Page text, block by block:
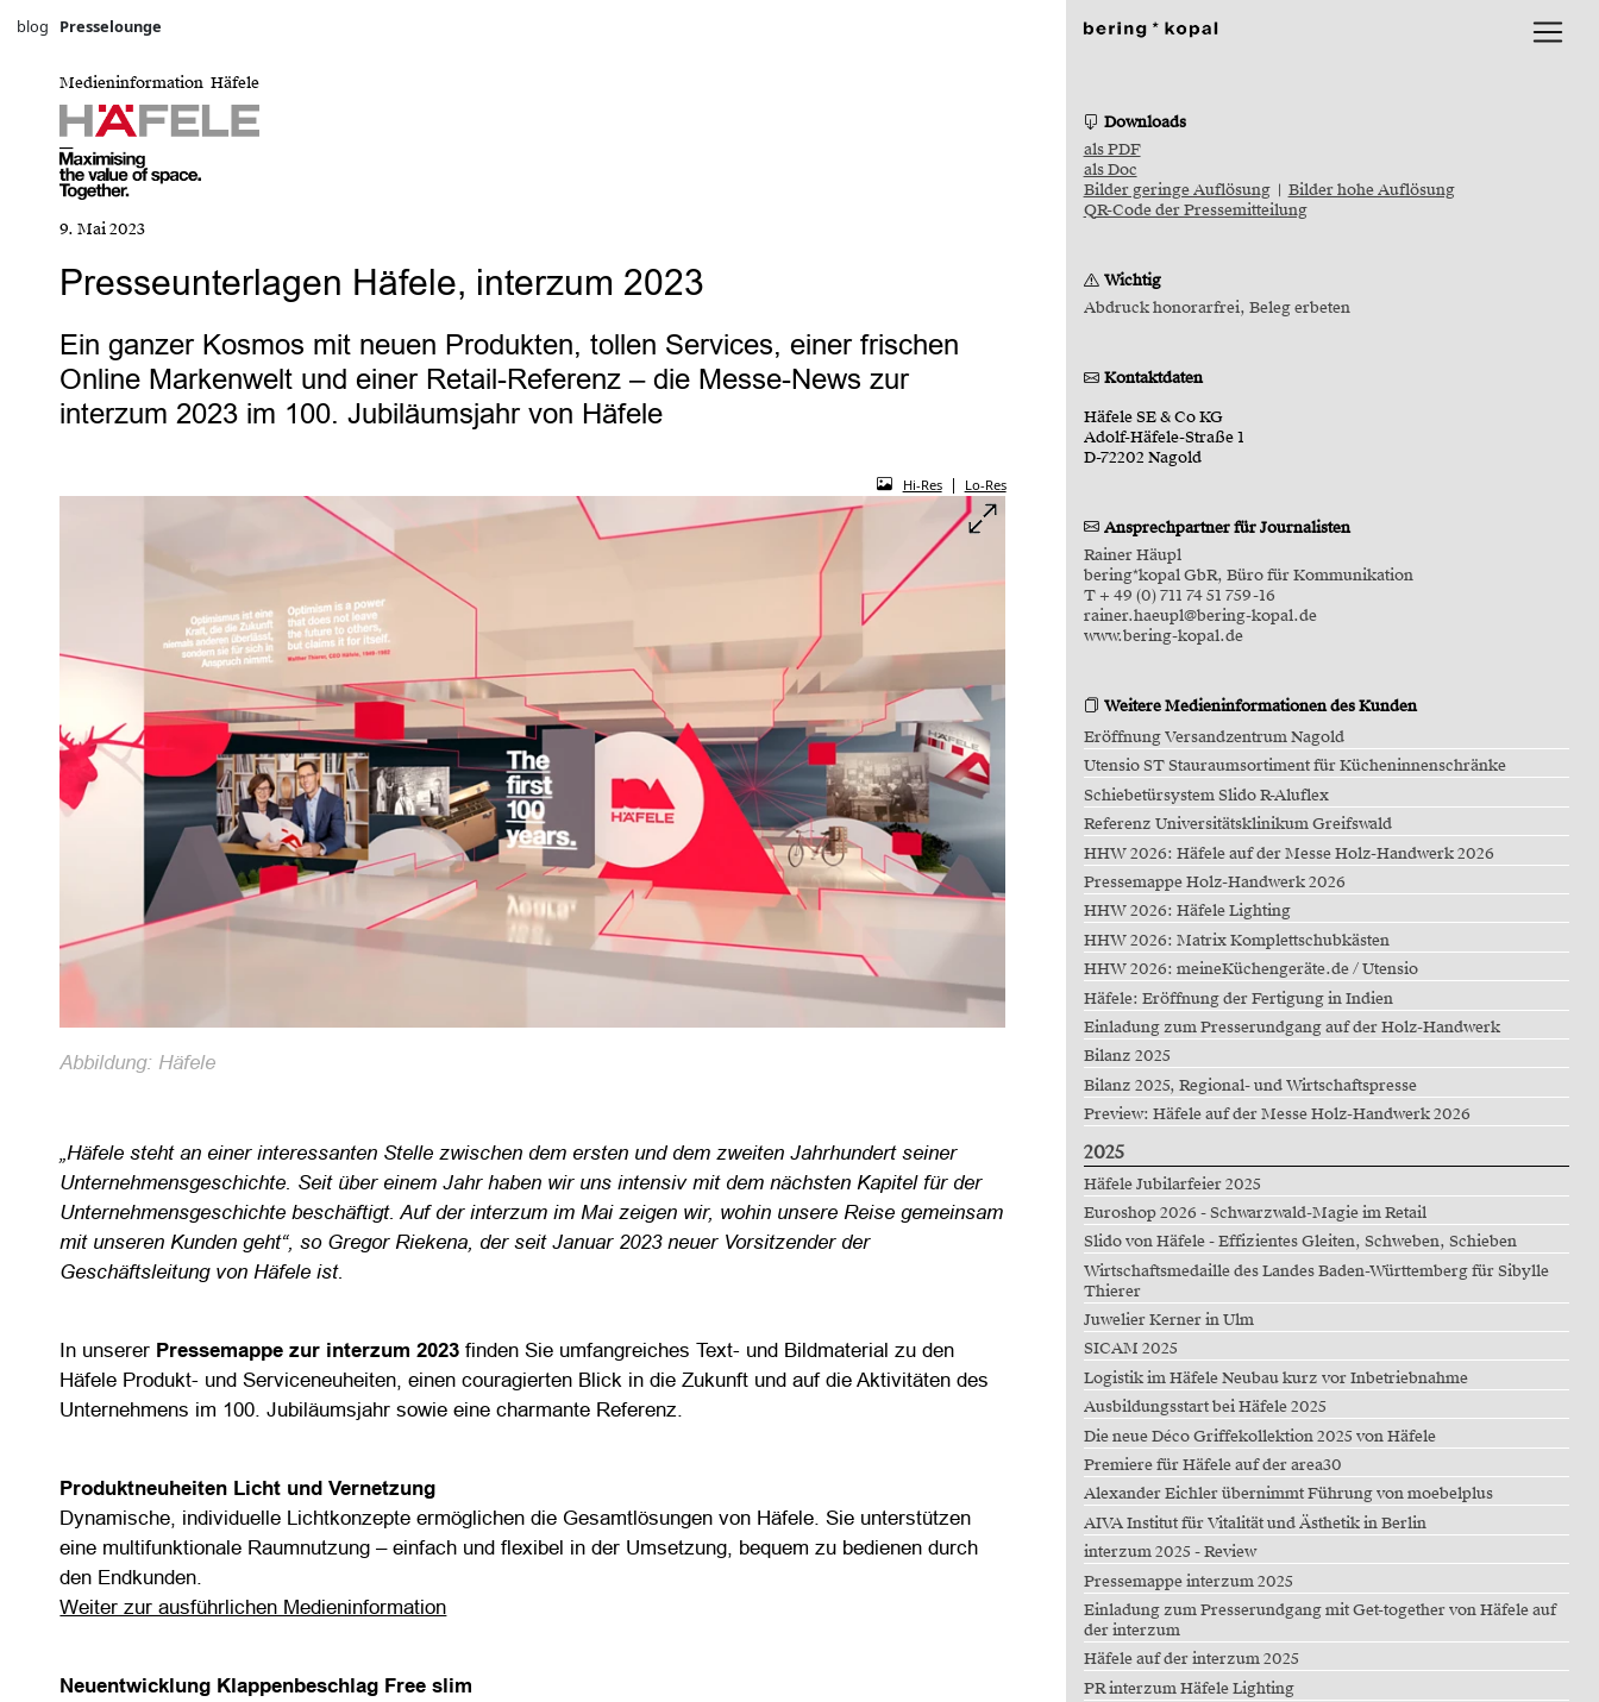
blog Presselounge
Medieninformation Häfele
9. Mai 2023
Presseunterlagen Häfele, interzum 2023
Ein ganzer Kosmos mit neuen Produkten, tollen Services, einer frischen
Online Markenwelt und einer Retail-Referenz – die Messe-News zur
interzum 2023 im 100. Jubiläumsjahr von Häfele
Hi-Res| Lo-Res
Abbildung: Häfele
„Häfele steht an einer interessanten Stelle zwischen dem ersten und dem zweiten Jahrhundert seiner
Unternehmensgeschichte. Seit über einem Jahr haben wir uns intensiv mit dem nächsten Kapitel für der
Unternehmensgeschichte beschäftigt. Auf der interzum im Mai zeigen wir, wohin unsere Reise gemeinsam
mit unseren Kunden geht“, so Gregor Riekena, der seit Januar 2023 neuer Vorsitzender der
Geschäftsleitung von Häfele ist.
In unserer Pressemappe zur interzum 2023 finden Sie umfangreiches Text- und Bildmaterial zu den
Häfele Produkt- und Serviceneuheiten, einen couragierten Blick in die Zukunft und auf die Aktivitäten des
Unternehmens im 100. Jubiläumsjahr sowie eine charmante Referenz.
Produktneuheiten Licht und Vernetzung
Dynamische, individuelle Lichtkonzepte ermöglichen die Gesamtlösungen von Häfele. Sie unterstützen
eine multifunktionale Raumnutzung – einfach und flexibel in der Umsetzung, bequem zu bedienen durch
den Endkunden.
Weiter zur ausführlichen Medieninformation
Neuentwicklung Klappenbeschlag Free slim
Downloads
als PDF
als Doc
Bilder geringe Auflösung| Bilder hohe Auflösung
QR-Code der Pressemitteilung
Wichtig
Abdruck honorarfrei, Beleg erbeten
Kontaktdaten
Häfele SE & Co KG
Adolf-Häfele-Straße 1
D-72202 Nagold
Ansprechpartner für Journalisten
Rainer Häupl
bering*kopal GbR, Büro für Kommunikation
T + 49 (0) 711 74 51 759-16
rainer.haeupl@bering-kopal.de
www.bering-kopal.de
Weitere Medieninformationen des Kunden
Eröffnung Versandzentrum Nagold
Utensio ST Stauraumsortiment für Kücheninnenschränke
Schiebetürsystem Slido R-Aluflex
Referenz Universitätsklinikum Greifswald
HHW 2026: Häfele auf der Messe Holz-Handwerk 2026
Pressemappe Holz-Handwerk 2026
HHW 2026: Häfele Lighting
HHW 2026: Matrix Komplettschubkästen
HHW 2026: meineKüchengeräte.de / Utensio
Häfele: Eröffnung der Fertigung in Indien
Einladung zum Presserundgang auf der Holz-Handwerk
Bilanz 2025
Bilanz 2025, Regional- und Wirtschaftspresse
Preview: Häfele auf der Messe Holz-Handwerk 2026
2025
Häfele Jubilarfeier 2025
Euroshop 2026 - Schwarzwald-Magie im Retail
Slido von Häfele - Effizientes Gleiten, Schweben, Schieben
Wirtschaftsmedaille des Landes Baden-Württemberg für Sibylle
Thierer
Juwelier Kerner in Ulm
SICAM 2025
Logistik im Häfele Neubau kurz vor Inbetriebnahme
Ausbildungsstart bei Häfele 2025
Die neue Déco Griffekollektion 2025 von Häfele
Premiere für Häfele auf der area30
Alexander Eichler übernimmt Führung von moebelplus
AIVA Institut für Vitalität und Ästhetik in Berlin
interzum 2025 - Review
Pressemappe interzum 2025
Einladung zum Presserundgang mit Get-together von Häfele auf
der interzum
Häfele auf der interzum 2025
PR interzum Häfele Lighting